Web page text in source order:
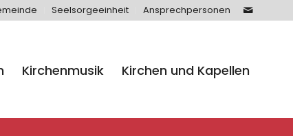
Seelsorgeeinheit Ansprechpersonen
Kirchenmusik Kirchen und Kapellen